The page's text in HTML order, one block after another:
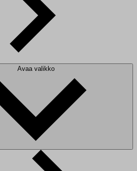
Avaa valikko